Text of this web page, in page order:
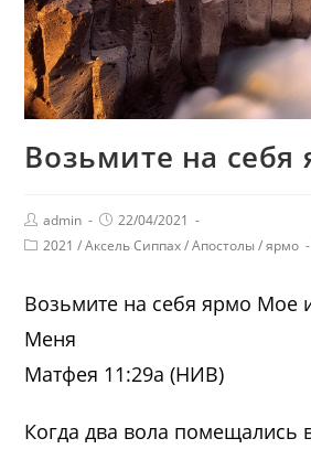
Возьмите на
admin
22/04/2021
2021 / Аксель Сиппах / Апостолы / ярмо
Возьмите на себя ярмо Мое
Меня
Матфея 11:29а (НИВ)
Когда два вола помещались